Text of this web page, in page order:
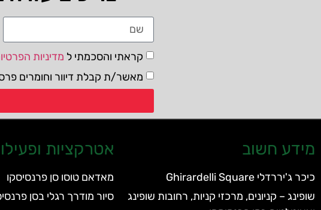
קראתי והסכמתי ל מדיניות
מאשר/ת קבלת דיוור וחומרים
מידע חשוב
כיכר ג'יררדלי Ghirardelli Square
שופינג – קניונים, מרכזי קניות, רחובות שופינג
אטרקציות
מאדאם טוסו סן פרנסיסקו
סיור מודרך רגלי בסן